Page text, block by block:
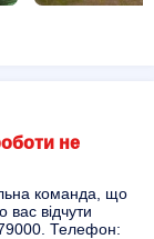
не
команда, що
відчути
Телефон: